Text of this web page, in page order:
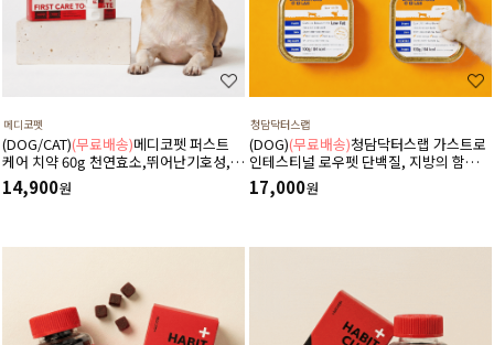
메디코펫
(DOG/CAT)(무료배송)메디코펫 퍼스트
케어 치약 60g 천연효소,뛰어난기호성,노
화예방,구취제거,플라그억제,향균기능강
화
14,900원
청담닥터스랩
(DOG)(무료배송)청담닥터스랩 가스트로
인테스티널 로우펫 단백질, 지방의 함량을
줄인 습식 캔사료 600g(100gx6ea) 저지
방처방습식,췌장염 ,소화기질환,고지혈
17,000원